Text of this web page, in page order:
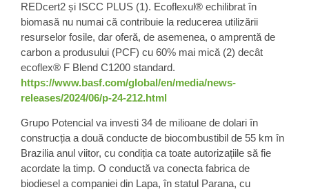
REDcert2 și ISCC PLUS (1). Ecoflexul® echilibrat în
biomasă nu numai că contribuie la reducerea utilizării
resurselor fosile, dar oferă, de asemenea, o amprentă de
carbon a produsului (PCF) cu 60% mai mică (2) decât
ecoflex® F Blend C1200 standard.
https://www.basf.com/global/en/media/news-
releases/2024/06/p-24-212.html
Grupo Potencial va investi 34 de milioane de dolari în
construcția a două conducte de biocombustibil de 55 km în
Brazilia anul viitor, cu condiția ca toate autorizațiile să fie
acordate la timp. O conductă va conecta fabrica de
biodiesel a companiei din Lapa, în statul Parana, cu